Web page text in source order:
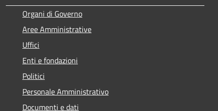
Organi di Governo
Aree Amministrative
Uffici
Enti e fondazioni
Politici
Personale Amministrativo
Documenti e dati